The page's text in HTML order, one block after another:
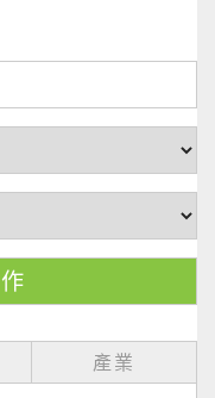
產業